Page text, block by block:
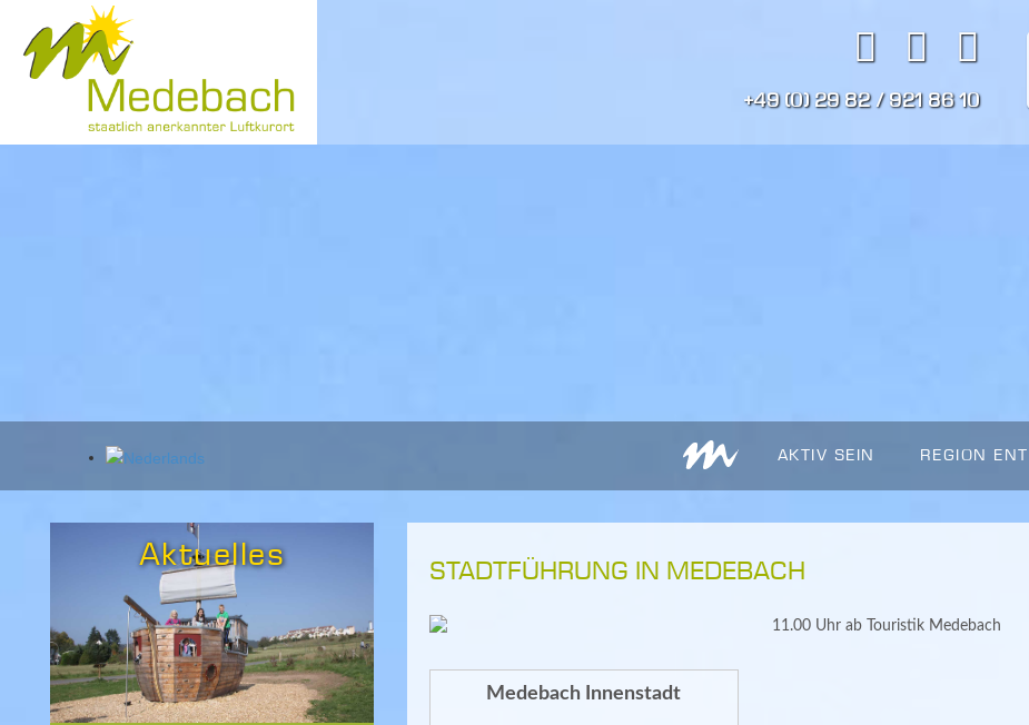
+49 (0) 29 82 / 921 86 10
AKTIV SEIN REGION
Aktuelles STADTFÜHRUNG IN MEDEBACH
Medebach Innenstadt
11.00 Uhr ab Touristik Medebach